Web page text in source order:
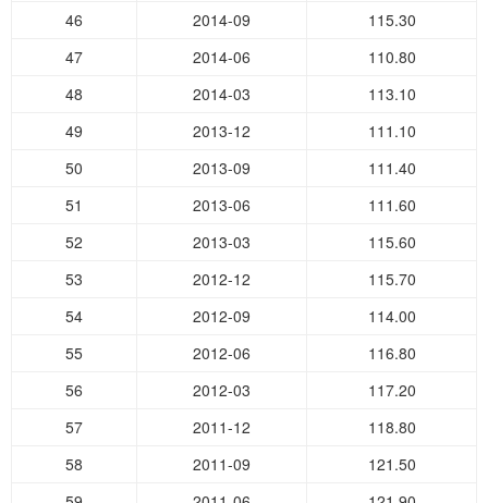
46
2014-09
115.30
47
2014-06
110.80
48
2014-03
113.10
49
2013-12
111.10
50
2013-09
111.40
51
2013-06
111.60
52
2013-03
115.60
53
2012-12
115.70
54
2012-09
114.00
55
2012-06
116.80
56
2012-03
117.20
57
2011-12
118.80
58
2011-09
121.50